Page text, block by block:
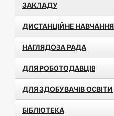
ЗАКЛАДУ
ДИСТАНЦІЙНЕ НАВЧАННЯ
НАГЛЯДОВА РАДА
ДЛЯ РОБОТОДАВЦІВ
ДЛЯ ЗДОБУВАЧІВ ОСВІТИ
БІБЛІОТЕКА